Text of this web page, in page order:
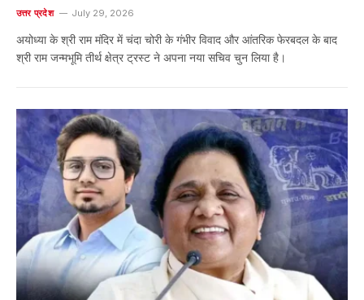
उत्तर प्रदेश July 29, 2026
अयोध्या के श्री राम मंदिर में चंदा चोरी के गंभीर विवाद और आंतरिक फेरबदल के बाद
श्री राम जन्मभूमि तीर्थ क्षेत्र ट्रस्ट ने अपना नया सचिव चुन लिया है।